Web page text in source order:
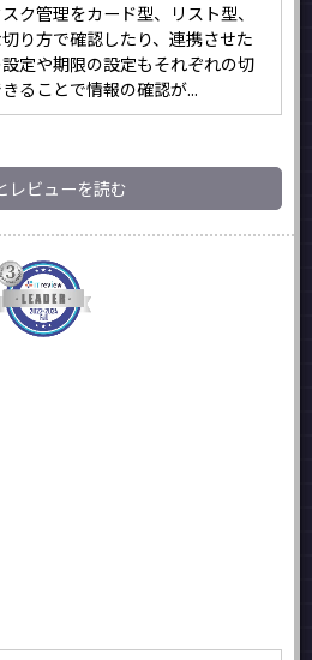
ク管理をカード型、リスト型、
り方で確認したり、連携させた
定や期限の設定もそれぞれの切
ることで情報の確認が...
レビューを読む